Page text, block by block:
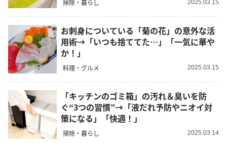
掃除・暮らし 2025.03.15
お刺身についている「菊の花」の意外な活
用術→「いつも捨ててた…」「一気に華や
か！」
料理・グルメ 2025.03.15
「キッチンのゴミ箱」の汚れ＆臭いを防
ぐ“3つの習慣”→「液だれ予防やニオイ対
策になる」「快適！」
掃除・暮らし 2025.03.14